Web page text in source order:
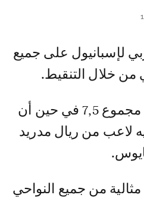
من خلال التنقيط.
وحصل الهيلالي على مجموع 7,5 في حين أن
لاعب من ريال مدريد
مثالية من جميع النواحي